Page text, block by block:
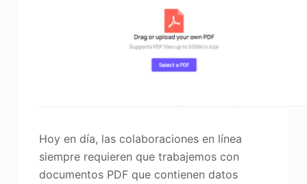
Hoy en día, las colaboraciones en línea
siempre requieren que trabajemos con
documentos PDF que contienen datos